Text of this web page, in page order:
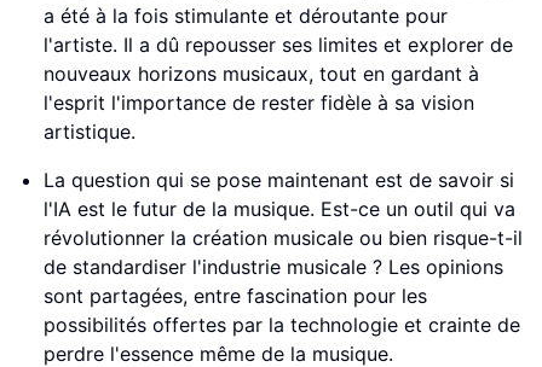
a été à la fois stimulante et déroutante pour
l'artiste. Il a dû repousser ses limites et explorer de
nouveaux horizons musicaux, tout en gardant à
l'esprit l'importance de rester fidèle à sa vision
artistique.
La question qui se pose maintenant est de savoir si
l'IA est le futur de la musique. Est-ce un outil qui va
révolutionner la création musicale ou bien risque-t-il
de standardiser l'industrie musicale ? Les opinions
sont partagées, entre fascination pour les
possibilités offertes par la technologie et crainte de
perdre l'essence même de la musique.